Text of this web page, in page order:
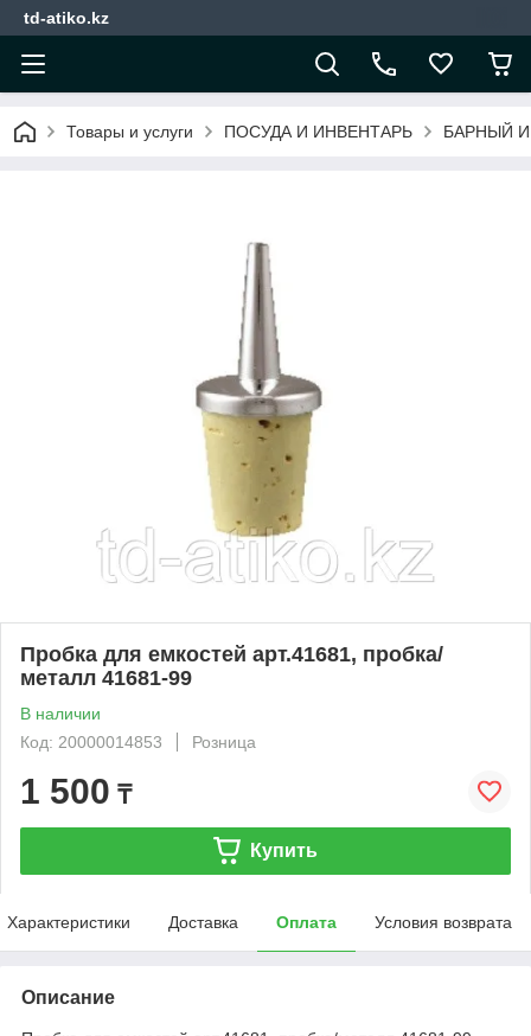
td-atiko.kz
Товары и услуги ПОСУДА И ИНВЕНТАРЬ БАРНЫЙ
Пробка для емкостей арт.41681, пробка/
металл 41681-99
В наличии
Код: 20000014853
Розница
1 500 ₸
Купить
Характеристики Доставка Оплата Условия возврата
Описание